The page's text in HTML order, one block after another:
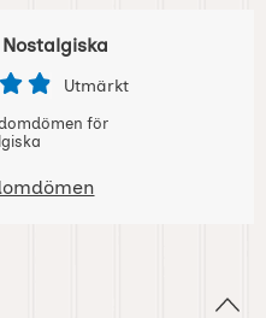
Utmärkt
för